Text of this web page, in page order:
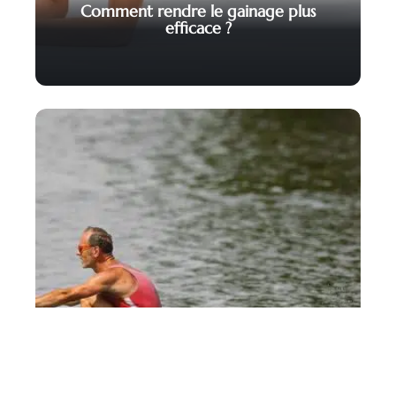
Comment rendre le gainage plus
efficace ?